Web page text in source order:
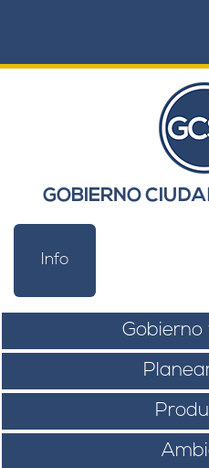
GOBIERNO
Info
Gobierno